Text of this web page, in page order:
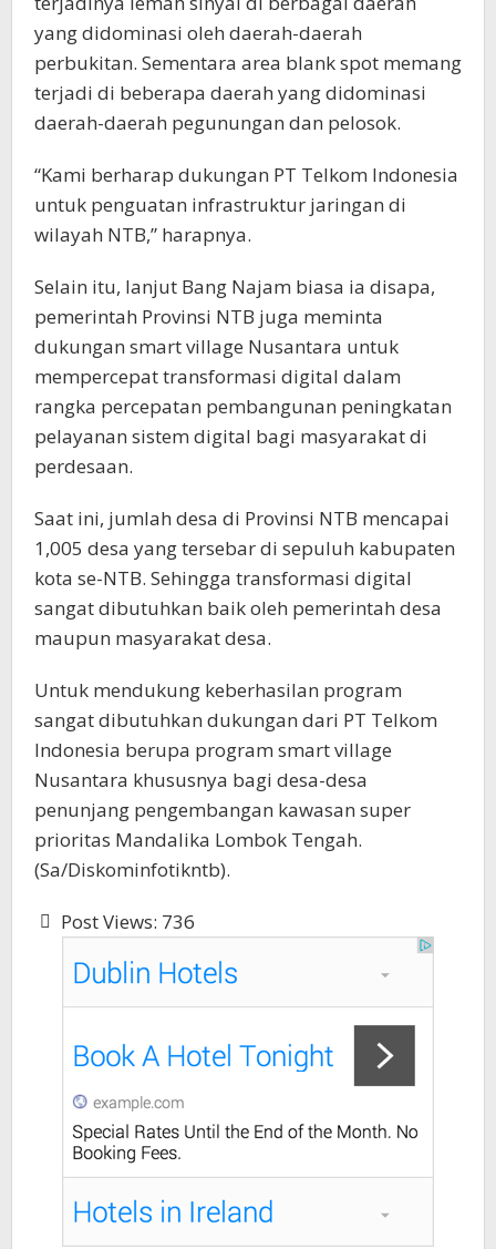
yang didominasi oleh daerah-daerah
perbukitan. Sementara area blank spot memang
terjadi di beberapa daerah yang didominasi
daerah-daerah pegunungan dan pelosok.
“Kami berharap dukungan PT Telkom Indonesia
untuk penguatan infrastruktur jaringan di
wilayah NTB,” harapnya.
Selain itu, lanjut Bang Najam biasa ia disapa,
pemerintah Provinsi NTB juga meminta
dukungan smart village Nusantara untuk
mempercepat transformasi digital dalam
rangka percepatan pembangunan peningkatan
pelayanan sistem digital bagi masyarakat di
perdesaan.
Saat ini, jumlah desa di Provinsi NTB mencapai
1,005 desa yang tersebar di sepuluh kabupaten
kota se-NTB. Sehingga transformasi digital
sangat dibutuhkan baik oleh pemerintah desa
maupun masyarakat desa.
Untuk mendukung keberhasilan program
sangat dibutuhkan dukungan dari PT Telkom
Indonesia berupa program smart village
Nusantara khususnya bagi desa-desa
penunjang pengembangan kawasan super
prioritas Mandalika Lombok Tengah.
(Sa/Diskominfotikntb).
Post Views: 736